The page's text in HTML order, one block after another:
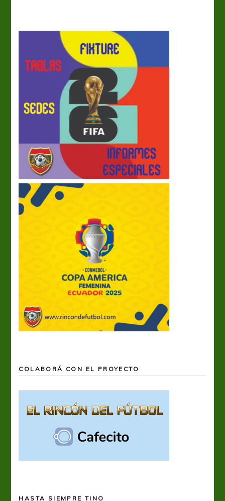
COLABORÁ CON EL PROYECTO
HASTA SIEMPRE TINO